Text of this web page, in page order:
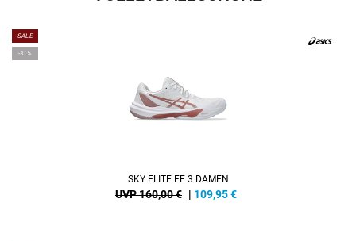
SALE
-31%
SKY ELITE FF 3 DAMEN
UVP 160,00 € | 109,95€